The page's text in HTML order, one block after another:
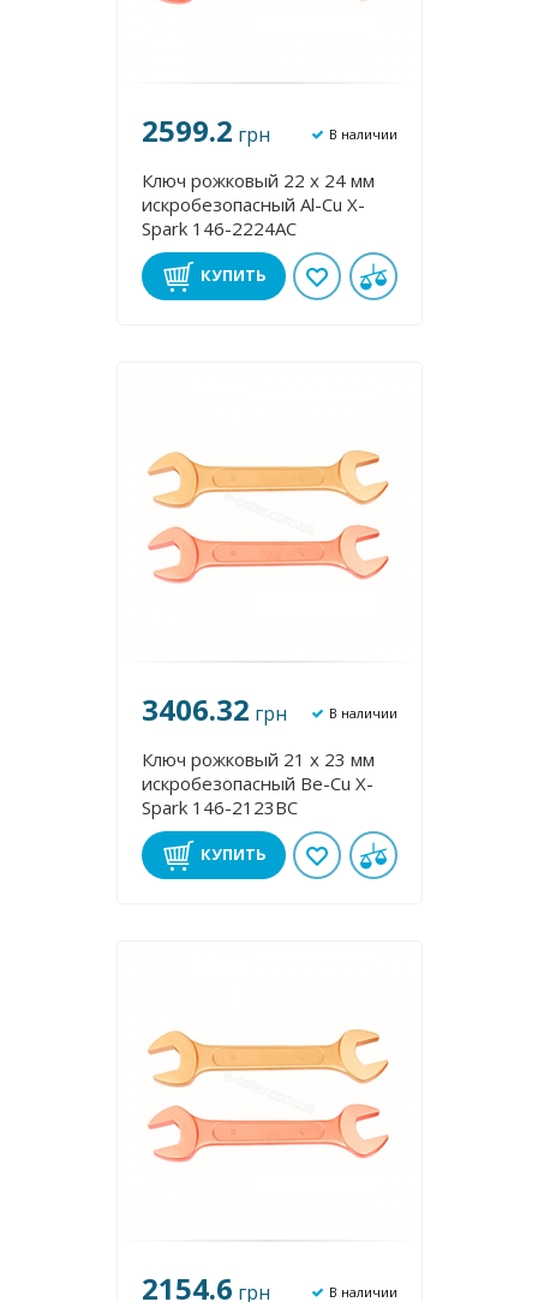
2599.2 грн В наличии
Ключ рожковый 22 х 24 мм
искробезопасный Al-Cu X-
Spark 146-2224AC
КУПИТЬ
3406.32 грн В наличии
Ключ рожковый 21 х 23 мм
искробезопасный Be-Cu X-
Spark 146-2123BC
КУПИТЬ
2154.6 грн В наличии